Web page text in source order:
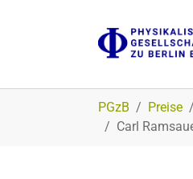
PGzB Preise
Carl